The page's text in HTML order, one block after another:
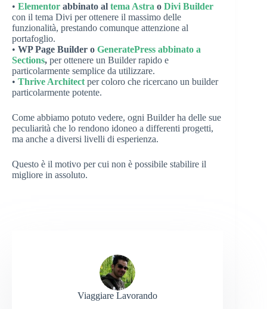
• Elementor abbinato al tema Astra o Divi Builder
con il tema Divi per ottenere il massimo delle
funzionalità, prestando comunque attenzione al
portafoglio.
• WP Page Builder o GeneratePress abbinato a
Sections, per ottenere un Builder rapido e
particolarmente semplice da utilizzare.
• Thrive Architect per coloro che ricercano un builder
particolarmente potente.
Come abbiamo potuto vedere, ogni Builder ha delle sue
peculiarità che lo rendono idoneo a differenti progetti,
ma anche a diversi livelli di esperienza.
Questo è il motivo per cui non è possibile stabilire il
migliore in assoluto.
Viaggiare Lavorando